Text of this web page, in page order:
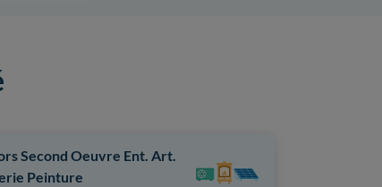
Second Oeuvre Ent. Art.
Peinture